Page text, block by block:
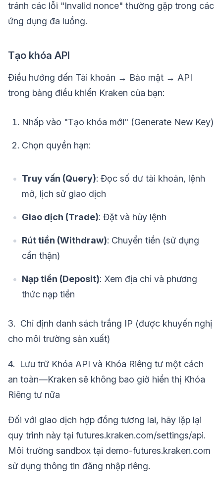
tránh các lỗi "Invalid nonce" thường gặp trong các
ứng dụng đa luồng.
Tạo khóa API
Điều hướng đến Tài khoản → Bảo mật → API
trong bảng điều khiển Kraken của bạn:
Nhấp vào "Tạo khóa mới" (Generate New Key)
Chọn quyền hạn:
Truy vấn (Query): Đọc số dư tài khoản, lệnh
mở, lịch sử giao dịch
Giao dịch (Trade): Đặt và hủy lệnh
Rút tiền (Withdraw): Chuyển tiền (sử dụng
cẩn thận)
Nạp tiền (Deposit): Xem địa chỉ và phương
thức nạp tiền
3. Chỉ định danh sách trắng IP (được khuyến nghị
cho môi trường sản xuất)
4. Lưu trữ Khóa API và Khóa Riêng tư một cách
an toàn—Kraken sẽ không bao giờ hiển thị Khóa
Riêng tư nữa
Đối với giao dịch hợp đồng tương lai, hãy lặp lại
quy trình này tại futures.kraken.com/settings/api.
Môi trường sandbox tại demo-futures.kraken.com
sử dụng thông tin đăng nhập riêng.